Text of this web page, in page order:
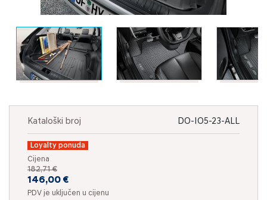
Kataloški broj DO-IO5-23-ALL
Loyalty ponuda
Cijena
182,71 €
146,00 €
PDV je uključen u cijenu